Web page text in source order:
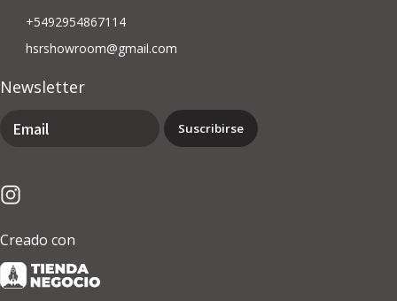
+5492954867114
hsrshowroom@gmail.com
Newsletter
Suscribirse
Creado con